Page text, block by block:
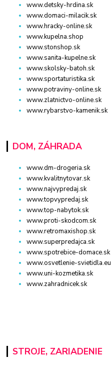
www.detsky-hrdina.sk
www.domaci-milacik.sk
www.hracky-online.sk
www.kupelna.shop
www.stonshop.sk
www.sanita-kupelne.sk
www.skolsky-batoh.sk
www.sportaturistika.sk
www.potraviny-online.sk
www.zlatnictvo-online.sk
www.rybarstvo-kamenik.sk
DOM, ZÁHRADA
www.dm-drogeria.sk
www.kvalitnytovar.sk
www.najvypredaj.sk
www.topvypredaj.sk
www.top-nabytok.sk
www.proti-skodcom.sk
www.retromaxishop.sk
www.superpredajca.sk
www.spotrebice-domace.sk
www.osvetlenie-svietidla.eu
www.uni-kozmetika.sk
www.zahradnicek.sk
STROJE, ZARIADENIE